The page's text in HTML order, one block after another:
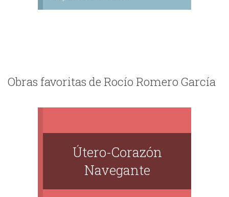
Obras favoritas de Rocío Romero García
Útero-Corazón
Navegante